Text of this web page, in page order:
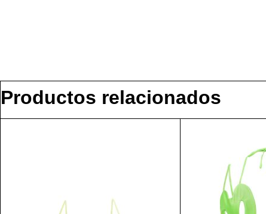
Productos relacionados